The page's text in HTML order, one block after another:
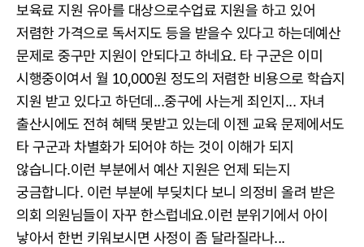
보육료 지원 유아를 대상으로수업료 지원을 하고 있어
저렴한 가격으로 독서지도 등을 받을수 있다고 하는데예산
문제로 중구만 지원이 안되다고 하네요. 타 구군은 이미
시행중이여서 월 10,000원 정도의 저렴한 비용으로 학습지
지원 받고 있다고 하던데...중구에 사는게 죄인지... 자녀
출산시에도 전혀 혜택 못받고 있는데 이젠 교육 문제에서도
타 구군과 차별화가 되어야 하는 것이 이해가 되지
않습니다.이런 부분에서 예산 지원은 언제 되는지
궁금합니다. 이런 부분에 부딪치다 보니 의정비 올려 받은
의회 의원님들이 자꾸 한스럽네요.이런 분위기에서 아이
낳아서 한번 키워보시면 사정이 좀 달라질라나...